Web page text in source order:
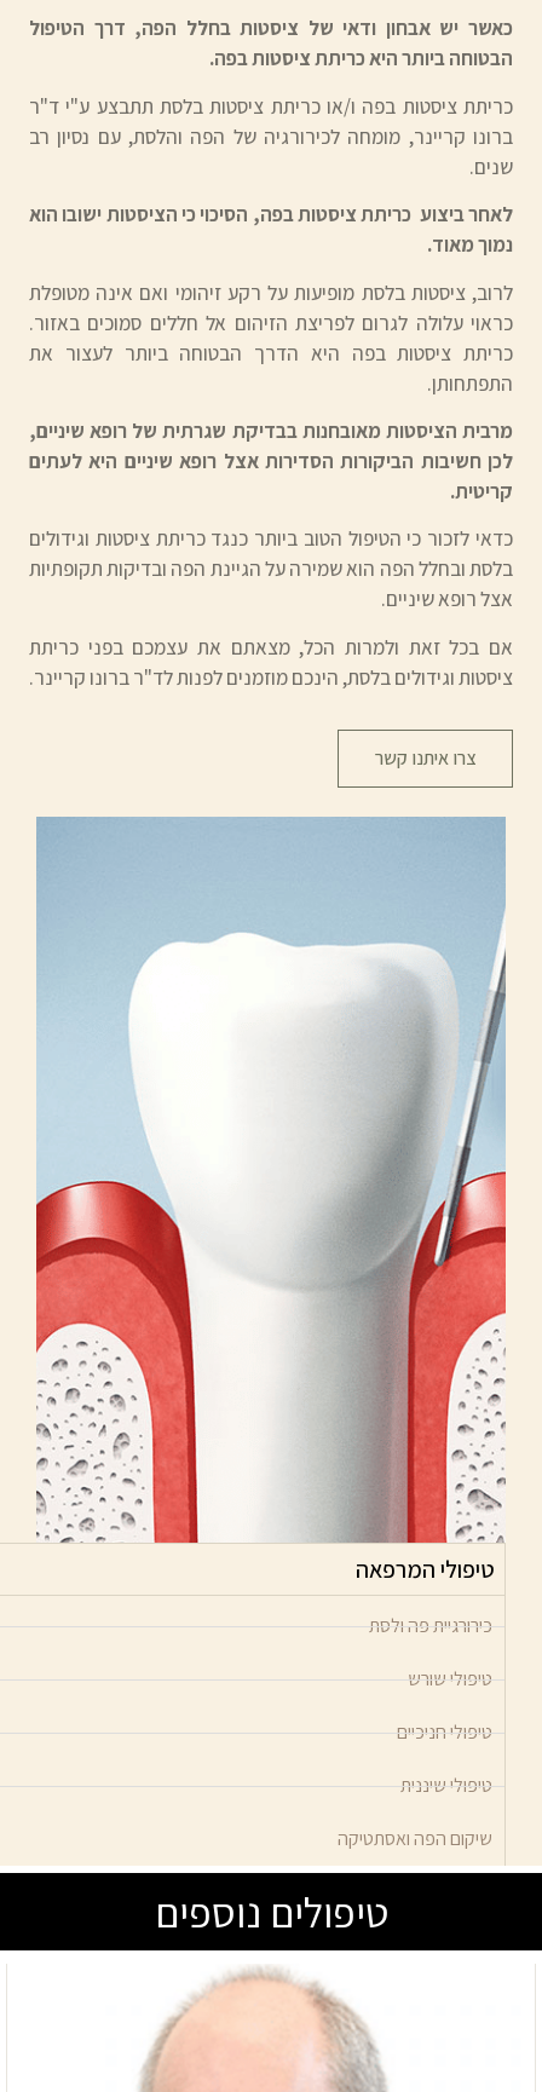
כאשר יש אבחון ודאי של ציסטות בחלל הפה, דרך הטיפול
הבטוחה ביותר היא כריתת ציסטות בפה.
כריתת ציסטות בפה ו/או כריתת ציסטות בלסת תתבצע ע"י ד"ר
ברונו קריינר, מומחה לכירורגיה של הפה והלסת, עם נסיון רב
שנים.
לאחר ביצוע כריתת ציסטות בפה, הסיכוי כי הציסטות ישובו הוא
נמוך מאוד.
לרוב, ציסטות בלסת מופיעות על רקע זיהומי ואם אינה מטופלת
כראוי עלולה לגרום לפריצת הזיהום אל חללים סמוכים באזור.
כריתת ציסטות בפה היא הדרך הבטוחה ביותר לעצור את
התפתחותן.
מרבית הציסטות מאובחנות בבדיקת שגרתית של רופא שיניים,
לכן חשיבות הביקורות הסדירות אצל רופא שיניים היא לעתים
קריטית.
כדאי לזכור כי הטיפול הטוב ביותר כנגד כריתת ציסטות וגידולים
בלסת ובחלל הפה הוא שמירה על הגיינת הפה ובדיקות תקופתיות
אצל רופא שיניים.
אם בכל זאת ולמרות הכל, מצאתם את עצמכם בפני כריתת
ציסטות וגידולים בלסת, הינכם מוזמנים לפנות לד"ר ברונו קריינר.
צרו איתנו קשר
טיפולי המרפאה
כירורגיית פה ולסת
טיפולי שורש
טיפולי חניכיים
טיפולי שיננית
שיקום הפה ואסתטיקה
טיפולים נוספים